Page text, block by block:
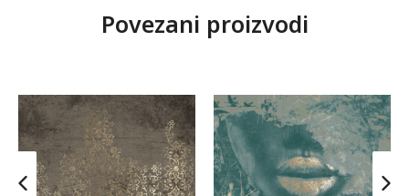
Povezani proizvodi